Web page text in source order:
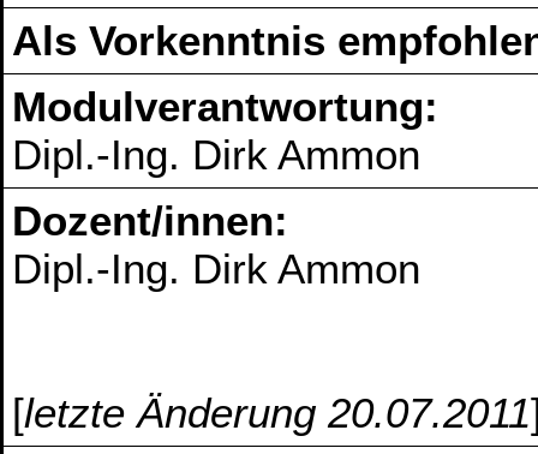
Als Vorkenntnis
Modulverantwortung:
Dipl.-Ing. Dirk Ammon
Dozent/innen:
Dipl.-Ing. Dirk Ammon
[letzte Änderung 20.07.2011